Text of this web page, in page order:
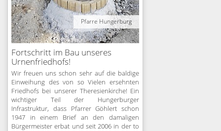
Pfarre Hungerburg
Fortschritt im Bau unseres
Urnenfriedhofs!
Wir freuen uns schon sehr auf die baldige
Einweihung des von so Vielen ersehnten
Friedhofs bei unserer Theresienkirche! Ein
wichtiger Teil der Hungerburger
Infrastruktur, dass Pfarrer Göhlert schon
1947 in einem Brief an den damaligen
Bürgermeister erbat und seit 2006 in der to